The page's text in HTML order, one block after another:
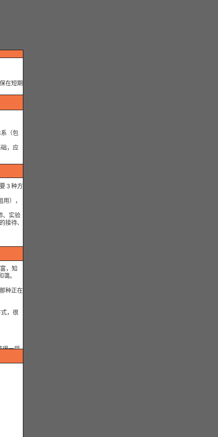
在短期
（包
，应
３种方
），
、实验
接待、
得一提
项目
的，
于教师
题，
，知
蔼。
种正在
，很
一提
项目
的，
教师
题，
，知